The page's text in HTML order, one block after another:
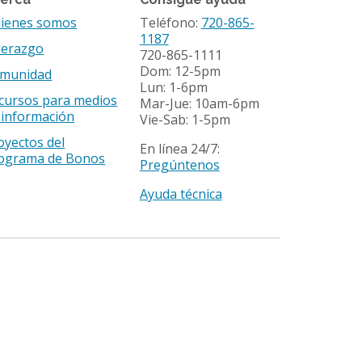
somos
para medios
del
de Bonos
Teléfono: 720-865-
1187
720-865-1111
Dom: 12-5pm
Lun: 1-6pm
Mar-Jue: 10am-6pm
Vie-Sab: 1-5pm
En línea 24/7:
Pregúntenos
Ayuda técnica